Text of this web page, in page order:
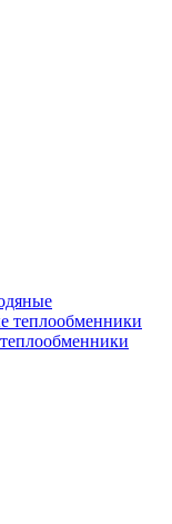
теплообменники